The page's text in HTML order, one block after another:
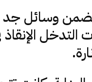
وسائل جد
التدخل